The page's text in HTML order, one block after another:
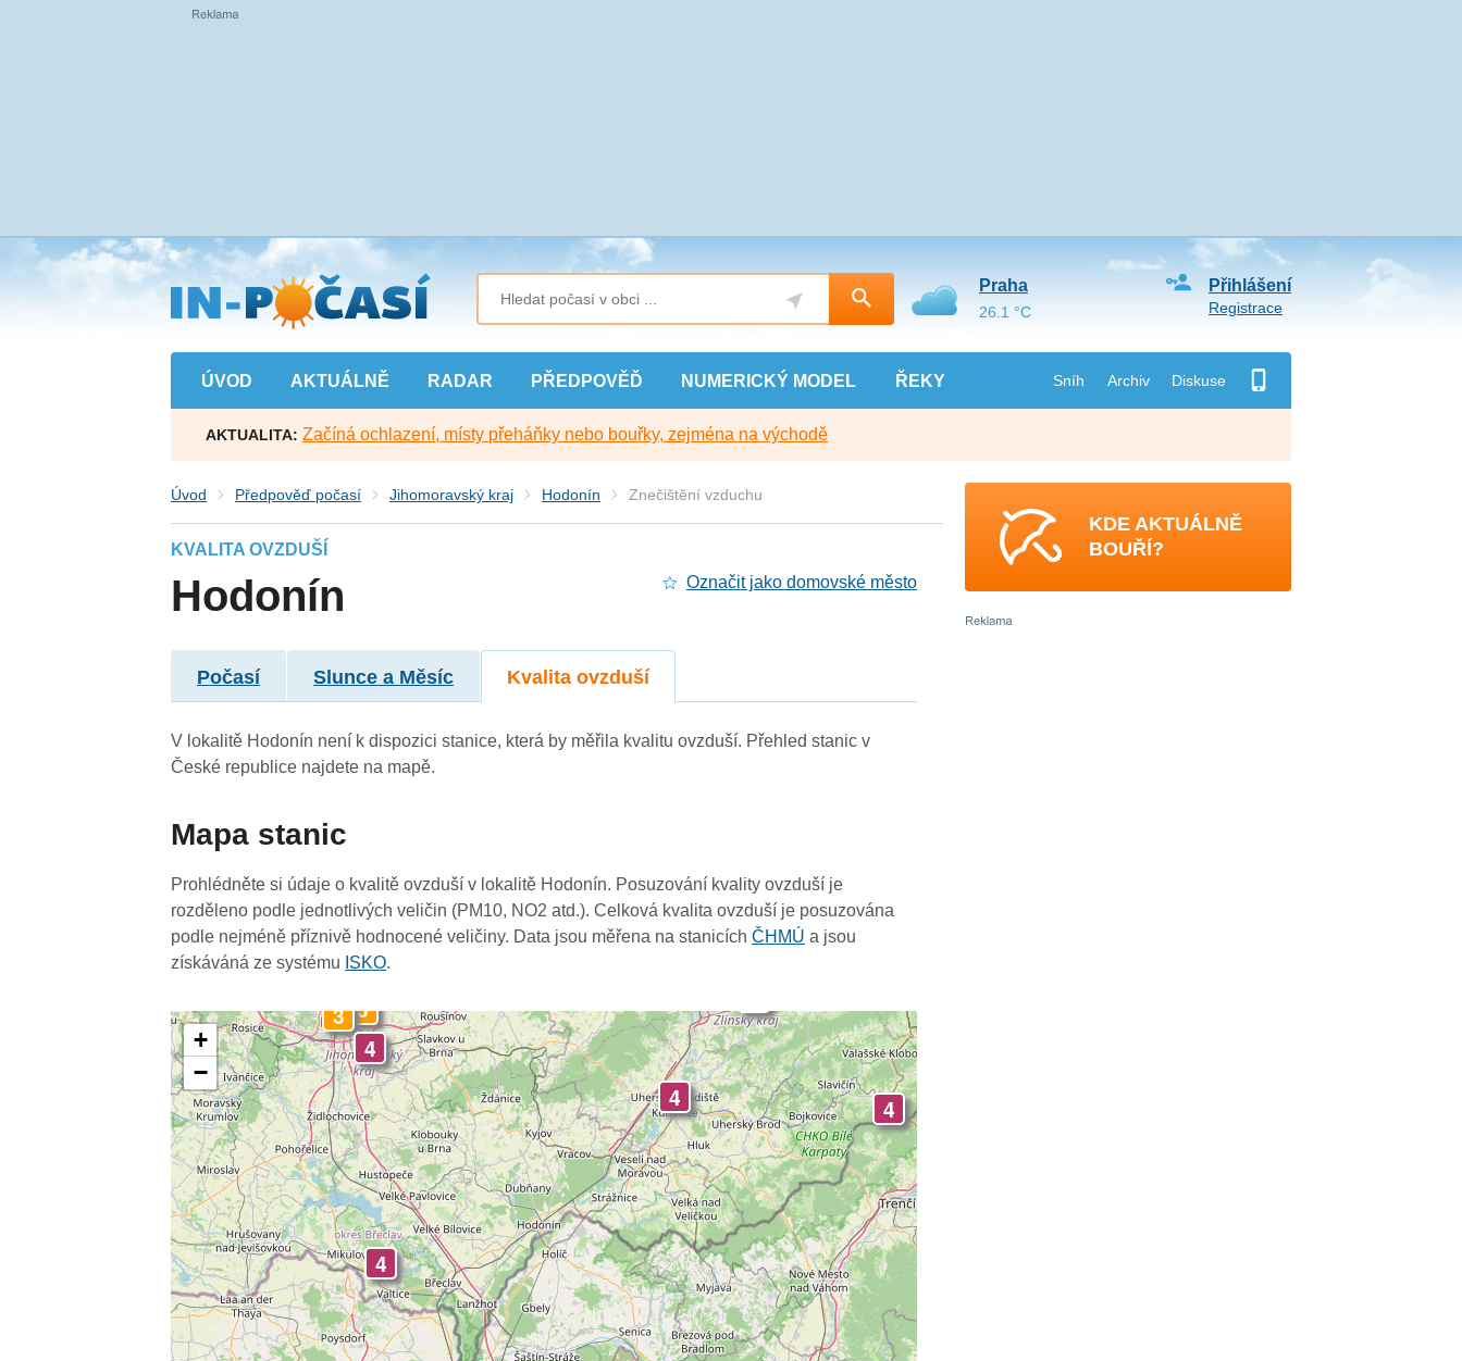
Přejít
na
hlavní
obsah
ÚVOD AKTUÁLNĚ RADAR PŘEDPOVĚĎ NUMERICKÝ MODEL ŘEKY Sníh Archiv Diskuse
Přihlášení
Registrace
Praha
26.1 °C
AKTUALITA: Začíná ochlazení, místy přeháňky nebo bouřky, zejména na východě
Úvod Předpověď počasí Jihomoravský kraj Hodonín Znečištění vzduchu
KVALITA OVZDUŠÍ
Hodonín Označit jako domovské město
Počasí Slunce a Měsíc Kvalita ovzduší
V lokalitě Hodonín není k dispozici stanice, která by měřila kvalitu ovzduší. Přehled stanic v
České republice najdete na mapě.
Mapa stanic
Prohlédněte si údaje o kvalitě ovzduší v lokalitě Hodonín. Posuzování kvality ovzduší je
rozděleno podle jednotlivých veličin (PM10, NO2 atd.). Celková kvalita ovzduší je posuzována
podle nejméně příznivě hodnocené veličiny. Data jsou měřena na stanicíchČHMÚ a jsou
získáváná ze systému ISKO.
4
3
4
4
44
3
4
-
4
3
3
+
−
KDE AKTUÁLNĚ
BOUŘÍ?